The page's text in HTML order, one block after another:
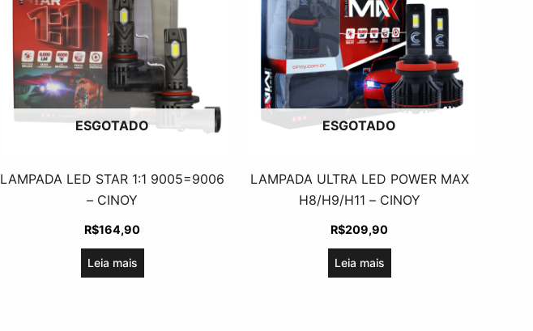
ESGOTADO
LAMPADA LED STAR 1:1 9005=9006
– CINOY
R$164,90
Leia mais
ESGOTADO
LAMPADA ULTRA LED POWER MAX
H8/H9/H11 – CINOY
R$209,90
Leia mais